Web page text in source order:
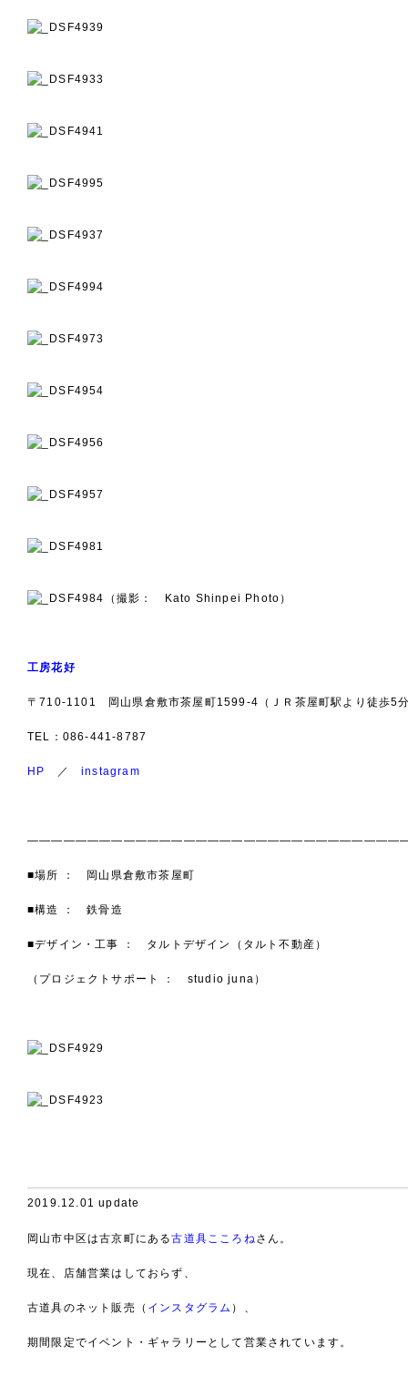
（撮影： Kato Shinpei Photo）
工房花好
〒710-1101 岡山県倉敷市茶屋町1599-4（ＪＲ茶屋町駅より徒歩5
TEL：086-441-8787
HP ／instagram
■場所 ： 岡山県倉敷市茶屋町
■構造 ： 鉄骨造
■デザイン・工事 ： タルトデザイン（タルト不動産）
（プロジェクトサポート ： studio juna）
2019.12.01 update
岡山市中区は古京町にある古道具こころねさん。
現在、店舗営業はしておらず、
古道具のネット販売（ インスタグラム ）、
期間限定でイベント・ギャラリーとして営業されています。